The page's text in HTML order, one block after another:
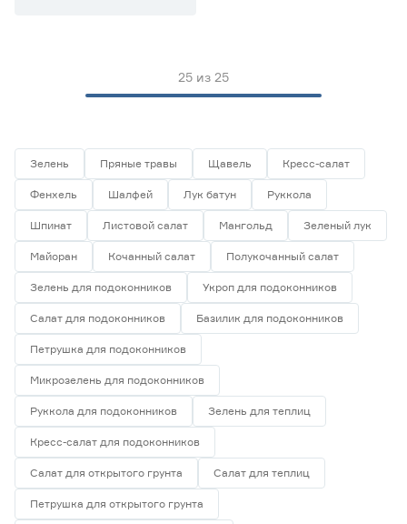
25 из 25
Зелень Пряные травы Щавель Кресс-салат
Фенхель Шалфей Лук батун Руккола
Шпинат Листовой салат Мангольд Зеленый лук
Майоран Кочанный салат Полукочанный салат
Зелень для подоконников Укроп для подоконников
Салат для подоконников Базилик для подоконников
Петрушка для подоконников
Микрозелень для подоконников
Руккола для подоконников Зелень для теплиц
Кресс-салат для подоконников
Салат для открытого грунта Салат для теплиц
Петрушка для открытого грунта